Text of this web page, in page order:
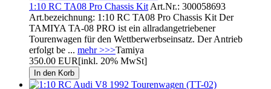
1:10 RC TA08 Pro Chassis Kit Art.Nr.: 300058693
Art.bezeichnung: 1:10 RC TA08 Pro Chassis Kit Der
TAMIYA TA-08 PRO ist ein allradangetriebener
Tourenwagen für den Wettberwerbseinsatz. Der Antrieb
erfolgt be ... mehr >>>Tamiya
350.00 EUR[inkl. 20% MwSt]